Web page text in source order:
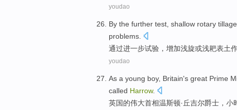
youdao
By the further test shallow rotary tillage
problems
通过进一步试验 ，增加浅旋或浅耙表土
youdao
As a young boy, Britain's great Prime
called Harrow.
英国的伟大首相温斯顿· 丘吉尔爵士 ，小